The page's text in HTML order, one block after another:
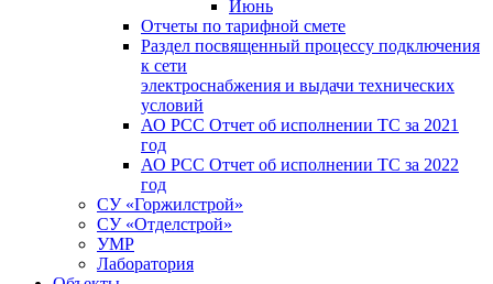
Июнь
Отчеты по тарифной смете
Раздел посвященный процессу подключения
к сети
электроснабжения и выдачи технических
условий
АО РСС Отчет об исполнении ТС за 2021
год
АО РСС Отчет об исполнении ТС за 2022
год
СУ «Горжилстрой»
СУ «Отделстрой»
УМР
Лаборатория